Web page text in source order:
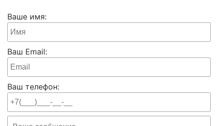
Ваше имя:
Ваш Email:
Ваш телефон: